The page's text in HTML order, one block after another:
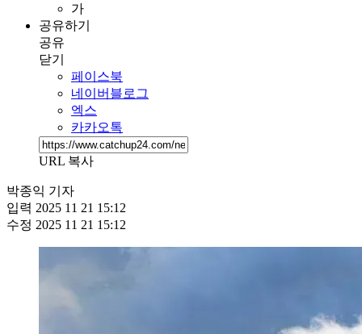
가
공유하기
공유
닫기
페이스북
네이버블로그
엑스
카카오톡
URL 복사
박종익 기자
입력 2025 11 21 15:12
수정 2025 11 21 15:12